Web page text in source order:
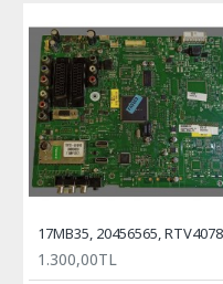
1.300,00TL